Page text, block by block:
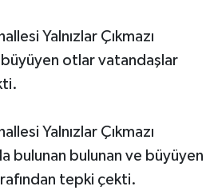
Yalnızlar Çıkmazı
otlar vatandaşlar
Yalnızlar Çıkmazı
bulunan bulunan ve büyüyen
tepki çekti.